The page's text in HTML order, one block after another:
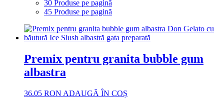
30 Produse pe pagină
45 Produse pe pagină
Premix pentru granita bubble gum
albastra
36.05 RON ADAUGĂ ÎN COȘ